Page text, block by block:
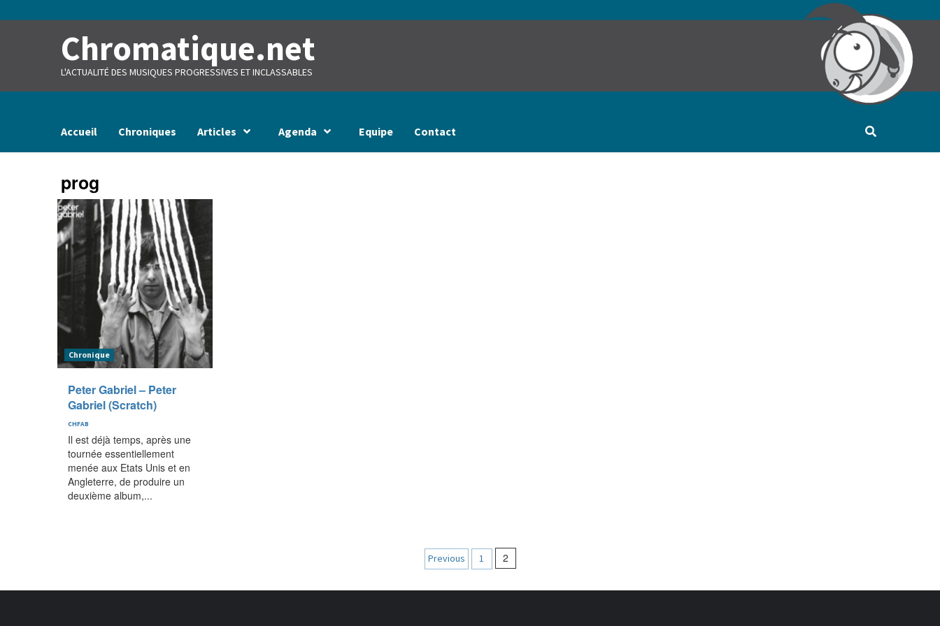
to
Chromatique.net
L'ACTUALITÉ DES MUSIQUES PROGRESSIVES ET INCLASSABLES
Accueil Chroniques Articles Agenda Equipe Contact
prog
Chronique
Peter Gabriel – Peter
Gabriel (Scratch)
CHFAB
Il est déjà temps, après une
tournée essentiellement
menée aux Etats Unis et en
Angleterre, de produire un
deuxième album,...
Navigation
des
articles
Previous 1 2